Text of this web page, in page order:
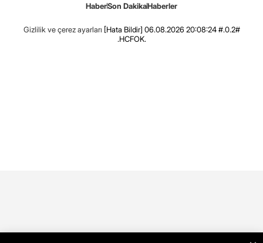
HaberSon DakikaHaberler
Gizlilik ve çerez ayarları [Hata Bildir] 06.08.2026 20:08:24 #.0.2#
.HCFOK.